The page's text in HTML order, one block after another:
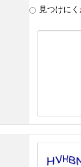
見つけに